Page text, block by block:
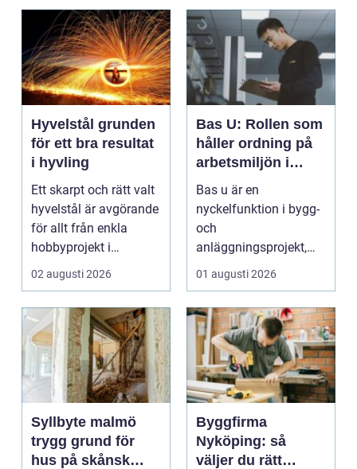
Hyvelstål grunden
för ett bra resultat
i hyvling
Ett skarpt och rätt valt
hyvelstål är avgörande
för allt från enkla
hobbyprojekt i
verkstaden till k...
02 augusti 2026
Bas U: Rollen som
håller ordning på
arbetsmiljön i
byggprojekt
Bas u är en
nyckelfunktion i bygg-
och
anläggningsprojekt,
med ansvar för att
arbetsm...
01 augusti 2026
Syllbyte malmö
trygg grund för
hus på skånsk
Byggfirma
Nyköping: så
väljer du rätt